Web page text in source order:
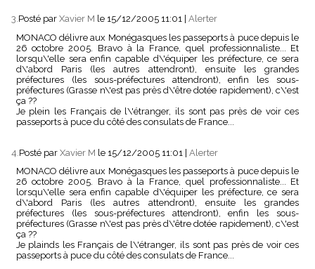
3.Posté par Xavier M le 15/12/2005 11:01 Alerter
MONACO délivre aux Monégasques les passeports à puce depuis le
26 octobre 2005. Bravo à la France, quel professionnaliste... Et
lorsqu\'elle sera enfin capable d\'équiper les préfecture, ce sera
d\'abord Paris (les autres attendront), ensuite les grandes
préfectures (les sous-préfectures attendront), enfin les sous-
préfectures (Grasse n\'est pas près d\'être dotée rapidement), c\'est
ça ??
Je plein les Français de l\'étranger, ils sont pas près de voir ces
passeports à puce du côté des consulats de France...
4. Posté par Xavier M le 15/12/2005 11:01 | Alerter
MONACO délivre aux Monégasques les passeports à puce depuis le
26 octobre 2005. Bravo à la France, quel professionnaliste... Et
lorsqu\'elle sera enfin capable d\'équiper les préfecture, ce sera
d\'abord Paris (les autres attendront), ensuite les grandes
préfectures (les sous-préfectures attendront), enfin les sous-
préfectures (Grasse n\'est pas près d\'être dotée rapidement), c\'est
ça ??
Je plainds les Français de l\'étranger, ils sont pas près de voir ces
passeports à puce du côté des consulats de France...